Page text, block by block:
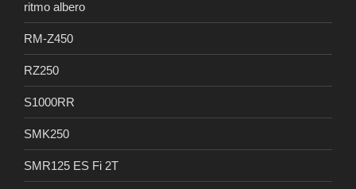
ritmo albero
RM-Z450
RZ250
S1000RR
SMK250
SMR125 ES Fi 2T